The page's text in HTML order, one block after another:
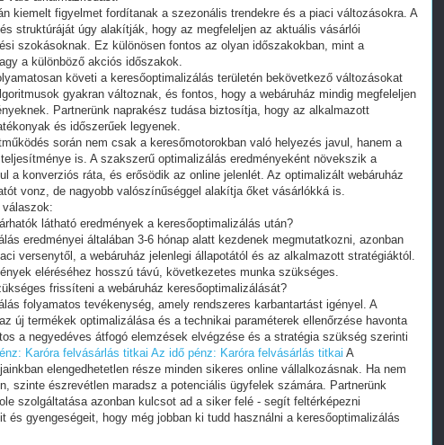
kiemelt figyelmet fordítanak a szezonális trendekre és a piaci változásokra. A
struktúráját úgy alakítják, hogy az megfeleljen az aktuális vásárlói
szokásoknak. Ez különösen fontos az olyan időszakokban, mint a
a különböző akciós időszakok.
követi a keresőoptimalizálás területén bekövetkező változásokat
gyakran változnak, és fontos, hogy a webáruház mindig megfeleljen
Partnerünk naprakész tudása biztosítja, hogy az alkalmazott
és időszerűek legyenek.
során nem csak a keresőmotorokban való helyezés javul, hanem a
is. A szakszerű optimalizálás eredményeként növekszik a
a konverziós ráta, és erősödik az online jelenlét. Az optimalizált webáruház
vonz, de nagyobb valószínűséggel alakítja őket vásárlókká is.
látható eredmények a keresőoptimalizálás után?
eredményei általában 3-6 hónap alatt kezdenek megmutatkozni, azonban
versenytől, a webáruház jelenlegi állapotától és az alkalmazott stratégiáktól.
eléréséhez hosszú távú, következetes munka szükséges.
frissíteni a webáruház keresőoptimalizálását?
folyamatos tevékenység, amely rendszeres karbantartást igényel. A
új termékek optimalizálása és a technikai paraméterek ellenőrzése havonta
a negyedéves átfogó elemzések elvégzése és a stratégia szükség szerinti
Karóra felvásárlás titkai Az idő pénz: Karóra felvásárlás titkai A
elengedhetetlen része minden sikeres online vállalkozásnak. Ha nem
szinte észrevétlen maradsz a potenciális ügyfelek számára. Partnerünk
szolgáltatása azonban kulcsot ad a siker felé - segít feltérképezni
és gyengeségeit, hogy még jobban ki tudd használni a keresőoptimalizálás